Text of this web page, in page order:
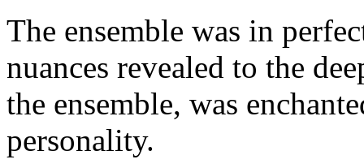
The ensemble was in
nuances revealed to the
the ensemble, was
personality.